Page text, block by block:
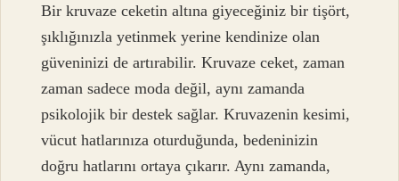
Bir kruvaze ceketin altına giyeceğiniz bir tişört,
şıklığınızla yetinmek yerine kendinize olan
güveninizi de artırabilir. Kruvaze ceket, zaman
zaman sadece moda değil, aynı zamanda
psikolojik bir destek sağlar. Kruvazenin kesimi,
vücut hatlarınıza oturduğunda, bedeninizin
doğru hatlarını ortaya çıkarır. Aynı zamanda,